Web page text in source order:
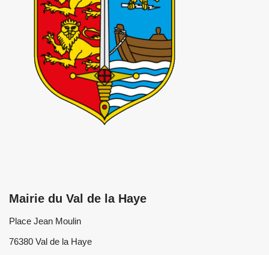
Mairie du Val de la Haye
Place Jean Moulin
76380 Val de la Haye